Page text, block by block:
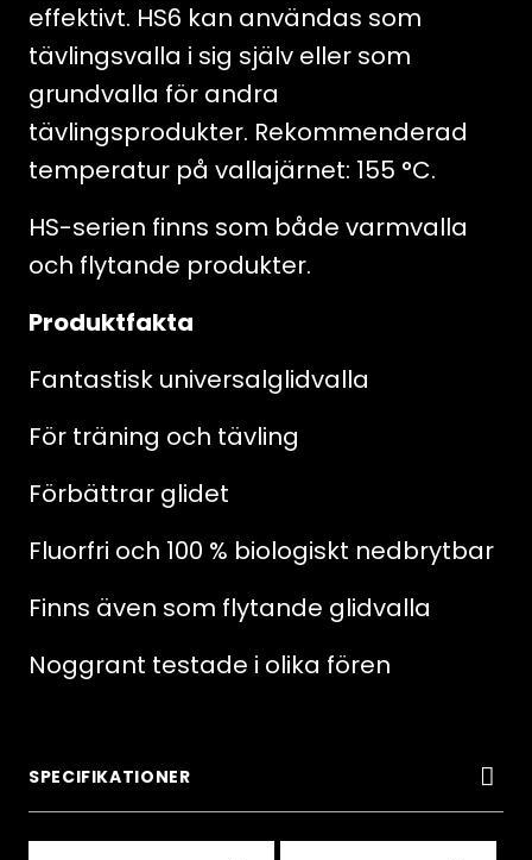
effektivt. HS6 kan användas som
tävlingsvalla i sig själv eller som
grundvalla för andra
tävlingsprodukter. Rekommenderad
temperatur på vallajärnet: 155 °C.
HS-serien finns som både varmvalla
och flytande produkter.
Produktfakta
Fantastisk universalglidvalla
För träning och tävling
Förbättrar glidet
Fluorfri och 100 % biologiskt nedbrytbar
Finns även som flytande glidvalla
Noggrant testade i olika fören
SPECIFIKATIONER